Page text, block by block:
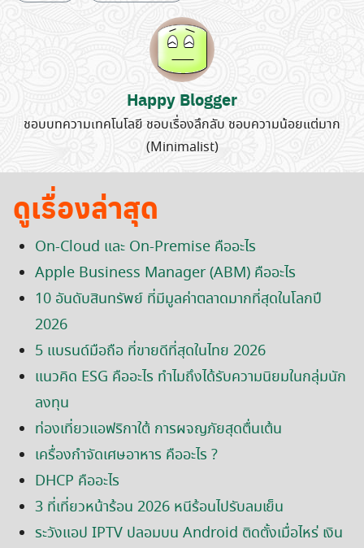
Happy Blogger
ชอบบทความเทคโนโลยี ชอบเรื่องลึกลับ ชอบความน้อยแต่มาก
(Minimalist)
ดูเรื่องล่าสุด
On-Cloud และ On-Premise คืออะไร
Apple Business Manager (ABM) คืออะไร
10 อันดับสินทรัพย์ ที่มีมูลค่าตลาดมากที่สุดในโลกปี
2026
5 แบรนด์มือถือ ที่ขายดีที่สุดในไทย 2026
แนวคิด ESG คืออะไร ทำไมถึงได้รับความนิยมในกลุ่มนัก
ลงทุน
ท่องเที่ยวแอฟริกาใต้ การผจญภัยสุดตื่นเต้น
เครื่องกำจัดเศษอาหาร คืออะไร ?
DHCP คืออะไร
3 ที่เที่ยวหน้าร้อน 2026 หนีร้อนไปรับลมเย็น
ระวังแอป IPTV ปลอมบน Android ติดตั้งเมื่อไหร่ เงิน